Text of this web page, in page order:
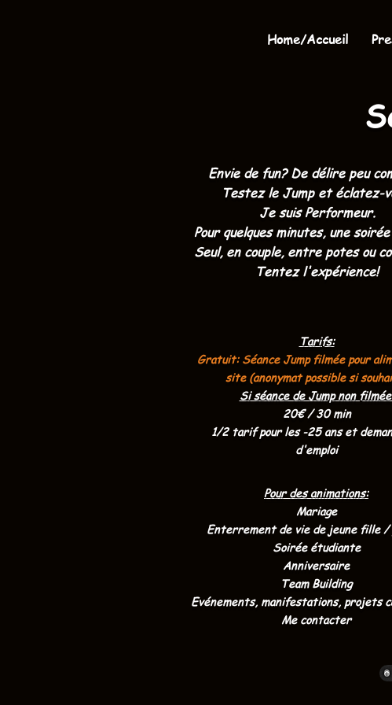
Home/Accueil
Envie de fun? De délire peu
Testez le Jump et éclatez-
Je suis Performeur.
Pour quelques minutes, une
Seul, en couple, entre potes ou
Tentez l'expérience!
Tarifs:
Gratuit: Séance Jump filmée pour
site (anonymat possible si
Si séance de Jump non
20€ / 30 min
1/2 tarif pour les -25 ans et
d'emploi
Pour des animations:
Mariage
Enterrement de vie de jeune fille /
Soirée étudiante
Anniversaire
Team Building
Evénements, manifestations, projets
Me contacter